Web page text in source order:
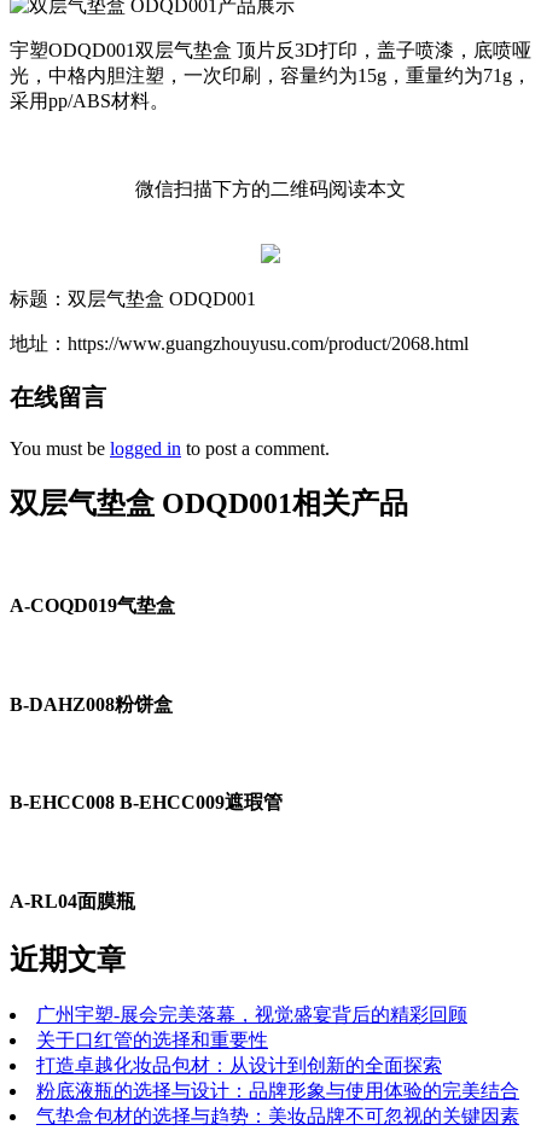
宇塑ODQD001双层气垫盒 顶片反3D打印，盖子喷漆，底喷哑
光，中格内胆注塑，一次印刷，容量约为15g，重量约为71g，
采用pp/ABS材料。
微信扫描下方的二维码阅读本文
标题：双层气垫盒 ODQD001
地址：https://www.guangzhouyusu.com/product/2068.html
在线留言
You must be logged in to post a comment.
双层气垫盒 ODQD001相关产品
A-COQD019气垫盒
B-DAHZ008粉饼盒
B-EHCC008 B-EHCC009遮瑕管
A-RL04面膜瓶
近期文章
广州宇塑-展会完美落幕，视觉盛宴背后的精彩回顾
关于口红管的选择和重要性
打造卓越化妆品包材：从设计到创新的全面探索
粉底液瓶的选择与设计：品牌形象与使用体验的完美结合
气垫盒包材的选择与趋势：美妆品牌不可忽视的关键因素